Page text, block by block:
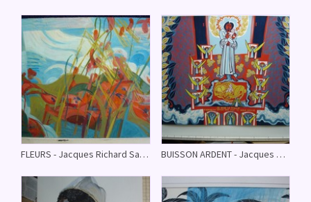
FLEURS - Jacques Richard Sassandra - (Extraits mis à jour le 09/11/08) BUISSON ARDENT - Jacques Richard Sassandra - (Extraits mis à jour le 09/11/08)